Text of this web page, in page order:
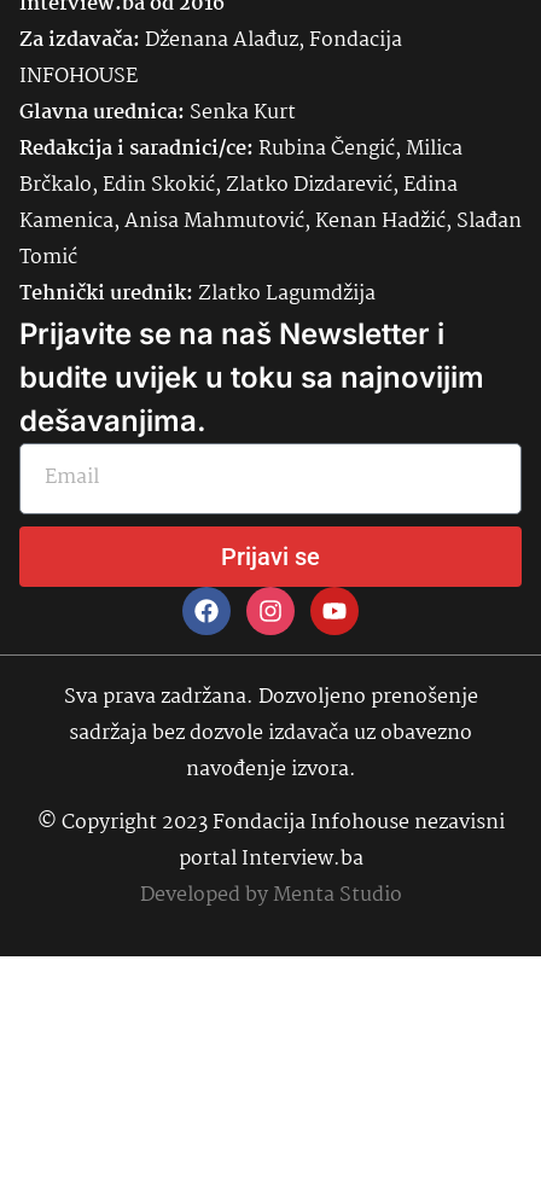
Za izdavača:Dženana Alađuz, Fondacija
INFOHOUSE
Glavna urednica: SenkaKurt
Redakcija i saradnici/ce:Rubina Čengić, Milica
Brčkalo, Edin Skokić, Zlatko Dizdarević, Edina
Kamenica, Anisa Mahmutović, Kenan Hadžić, Slađan
Tomić
Tehnički urednik:Zlatko Lagumdžija
Prijavite se na naš Newsletter i
budite uvijek u toku sa najnovijim
dešavanjima.
Prijavi se
Sva prava zadržana. Dozvoljeno prenošenje
sadržaja bez dozvole izdavača uz obavezno
navođenje izvora.
© Copyright 2023 Fondacija Infohouse nezavisni
portal Interview.ba
Developed byMenta Studio